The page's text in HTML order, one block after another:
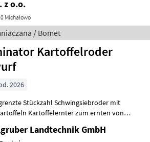
z o.o.
Michałowo
/ Bomet
Kartoffelroder
2026
Schwingsiebroder mit
Kartoffelernter zum ernten von
Landtechnik GmbH